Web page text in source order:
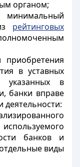
органом;
рейтинговых
в уставных
указанных в
банки вправе
банков и
виды